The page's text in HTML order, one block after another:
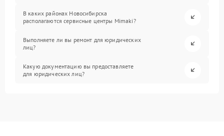
В каких районах Новосибирска
располагаются сервисные центры Mimaki?
Выполняете ли вы ремонт для юридических
лиц?
Какую документацию вы предоставляете
для юридических лиц?